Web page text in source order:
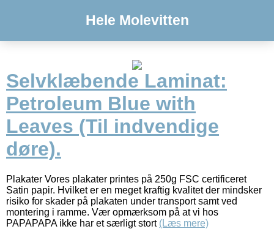
Hele Molevitten
Selvklæbende Laminat:
Petroleum Blue with
Leaves (Til indvendige
døre).
Plakater Vores plakater printes på 250g FSC certificeret
Satin papir. Hvilket er en meget kraftig kvalitet der mindsker
risiko for skader på plakaten under transport samt ved
montering i ramme. Vær opmærksom på at vi hos
PAPAPAPA ikke har et særligt stort (Læs mere)